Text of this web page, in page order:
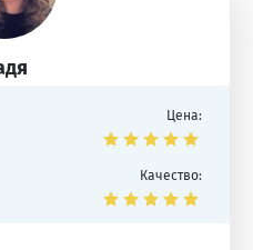
Цена:
Качество: